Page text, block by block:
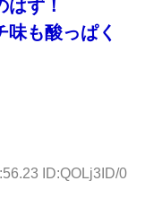
ず！
も酸っぱく
ID:QOLj3ID/0